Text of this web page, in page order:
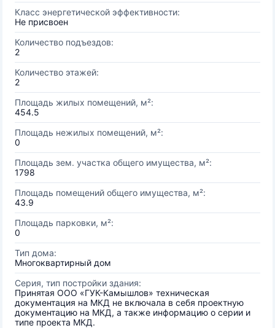
Класс энергетической эффективности:
Не присвоен
Количество подъездов:
2
Количество этажей:
2
Площадь жилых помещений, м²:
454.5
Площадь нежилых помещений, м²:
0
Площадь зем. участка общего имущества, м²:
1798
Площадь помещений общего имущества, м²:
43.9
Площадь парковки, м²:
0
Тип дома:
Многоквартирный дом
Серия, тип постройки здания:
Принятая ООО «ГУК-Камышлов» техническая
документация на МКД не включала в себя проектную
документацию на МКД, а также информацию о серии и
типе проекта МКД.